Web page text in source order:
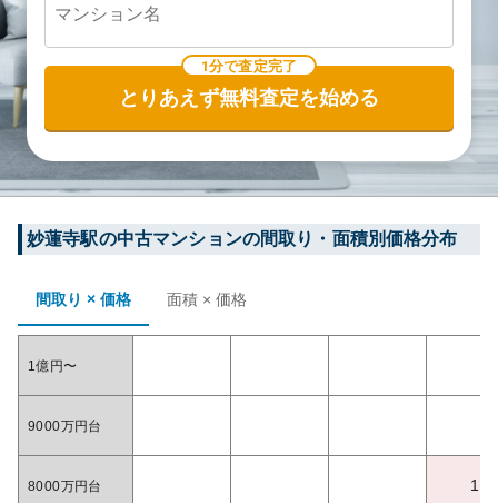
1分で査定完了
とりあえず無料査定を始める
妙蓮寺駅の中古マンションの間取り・面積別価格分布
間取り × 価格 面積 × 価格
1億円〜
9000万円台
8000万円台 1